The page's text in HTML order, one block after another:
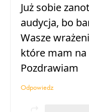
Już sobie
audycja, bo
Wasze
które mam na
Pozdrawiam
Odpowiedz